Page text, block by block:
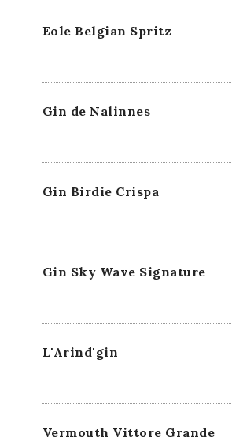
Eole Belgian Spritz
Gin de Nalinnes
Gin Birdie Crispa
Gin Sky Wave Signature
L'Arind'gin
Vermouth Vittore Grande